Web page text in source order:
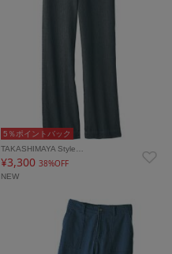
5％ポイントバック
TAKASHIMAYA Style…
¥3,30038%OFF
NEW